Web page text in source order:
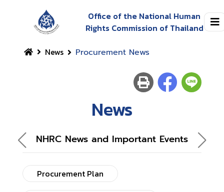
Office of the National Human
Rights Commission of Thailand
News
Procurement News
News
NHRC News and Important Events
Procurement Plan